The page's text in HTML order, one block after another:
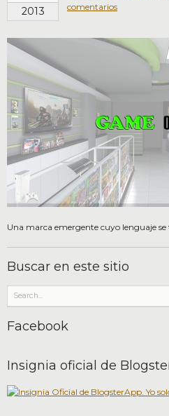
2013
comentarios
Una marca emergente cuyo lenguaje
Buscar en este sitio
Facebook
Insignia oficial de